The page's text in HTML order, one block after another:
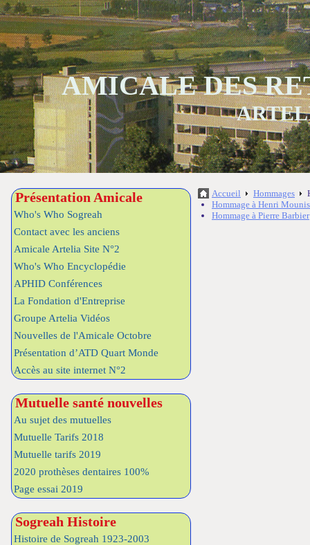
AMICALE DES
Présentation Amicale
Who's Who Sogreah
Contact avec les anciens
Amicale Artelia Site N°2
Who's Who Encyclopédie
APHID Conférences
La Fondation d'Entreprise
Groupe Artelia Vidéos
Nouvelles de l'Amicale Octobre
Présentation d’ATD Quart Monde
Accès au site internet N°2
Mutuelle santé nouvelles
Au sujet des mutuelles
Mutuelle Tarifs 2018
Mutuelle tarifs 2019
2020 prothèses dentaires 100%
Page essai 2019
Sogreah Histoire
Histoire de Sogreah 1923-2003
Accueil Hommages
Hommage à Henri Mounis
Hommage à Pierre Barbier